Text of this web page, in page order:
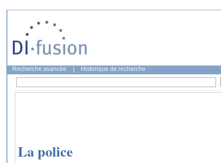
Recherche avancée Historique de recherche
La police